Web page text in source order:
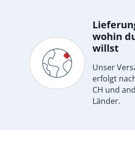
wohin
willst
Unser
erfolgt
CH und
Länder.